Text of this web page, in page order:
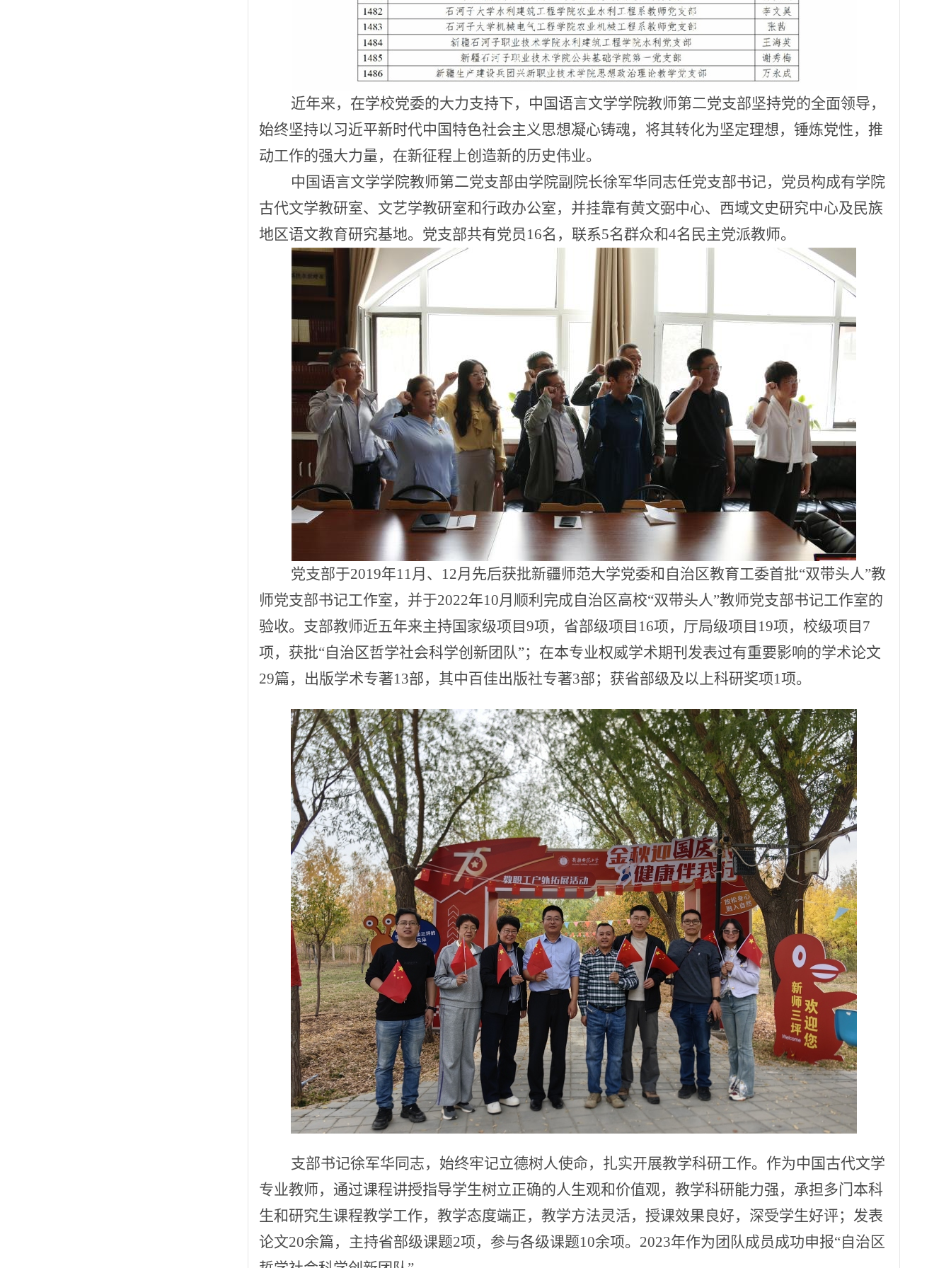
近年来，在学校党委的大力支持下， 中国语言文学学院教师第二党支部坚持党的全面领导，
始终坚持以习近平新时代中国特色社会主义思想凝心铸魂，将其转化为坚定理想，锤炼党性，推
动工作的强大力量，在新征程上创造新的历史伟业。
中国语言文学学院教师第二党支部由学院副院长徐军华同志任党支部书记， 党员构成有学院
古代文学教研室、文艺学教研室和行政办公室，并挂靠有黄文弼中心、西域文史研究中心及 民族
地区语文教育研究基地。 党支部共有党员 16名，联系5名群众和4名民主党派教师。
党支部于2019年11月、12月先后获批新疆师范大学党委和自治区教育工委首批“双带头人”教
师党支部书记工作室，并于2022年10月顺利完成自治区高校“双带头人”教师党支部书记工作室的
验收。 支部教师近五年来主持国家级项目 9项，省部级项目16项，厅局级项目19项，校级项目7
项，获批“自治区哲学社会科学创新团队”；在本专业权威学术期刊发表过有重要影响的学术论文
29篇，出版学术专著13部，其中百佳出版社专著3部；获省部级及以上科研奖项1项。
支部书记徐军华同志，始终牢记立德树人使命，扎实开展教学科研工作。作为中国古代文学
专业教师，通过课程讲授指导学生树立正确的人生观和价值观，教学科研能力强，承担多门本科
生和研究生课程教学工作，教学态度端正，教学方法灵活，授课效果良好，深受学生好评；发表
论文20余篇，主持省部级课题2项，参与各级课题10余项。2023年作为团队成员成功申报“自治区